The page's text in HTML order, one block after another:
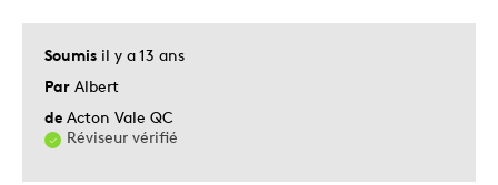
Soumis il y a 13 ans
Par Albert
de Acton Vale QC
Réviseur vérifié